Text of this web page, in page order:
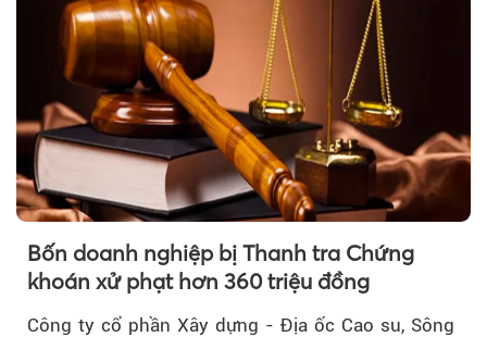
Bốn doanh nghiệp bị Thanh tra Chứng
khoán xử phạt hơn 360 triệu đồng
Công ty cổ phần Xây dựng - Địa ốc Cao su, Sông